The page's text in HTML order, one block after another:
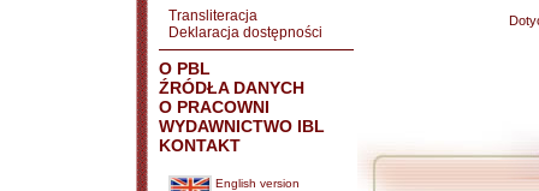
Transliteracja
Deklaracja dostępności
O PBL
ŹRÓDŁA DANYCH
O PRACOWNI
WYDAWNICTWO IBL
KONTAKT
English version